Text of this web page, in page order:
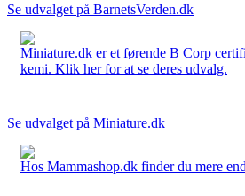
Se udvalget på BarnetsVerden.dk
Miniature.dk er et førende B Corp
kemi. Klik her for at se deres udvalg.
Se udvalget på Miniature.dk
Hos Mammashop.dk finder du mere